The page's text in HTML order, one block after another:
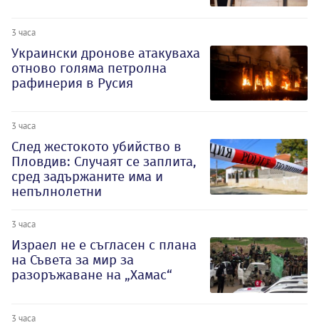
3 часа
Украински дронове атакуваха
отново голяма петролна
рафинерия в Русия
3 часа
След жестокото убийство в
Пловдив: Случаят се заплита,
сред задържаните има и
непълнолетни
3 часа
Израел не е съгласен с плана
на Съвета за мир за
разоръжаване на „Хамас“
3 часа